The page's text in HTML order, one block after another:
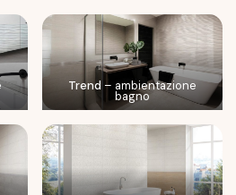
Trend – ambientazione
bagno